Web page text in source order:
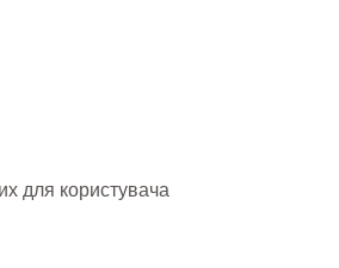
для користувача